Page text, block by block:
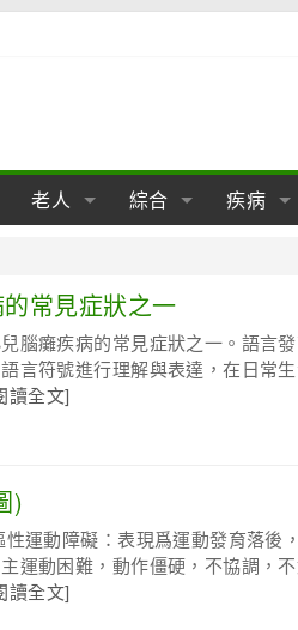
養
病
期
女性護理
理 女性疾病
新生兒期
嬰兒期
學前期 母嬰用品
老人
老人心理
老人疾病
老人用品
老人護理
綜合
整形
亞健康
急救
疾病
肛腸科
常見症狀之一
腦癱疾病的常見症狀之一。語言
言符號進行理解與表達，在日常
讀全文]
)
運動障礙：表現爲運動發育落後
運動困難，動作僵硬，不協調，
讀全文]